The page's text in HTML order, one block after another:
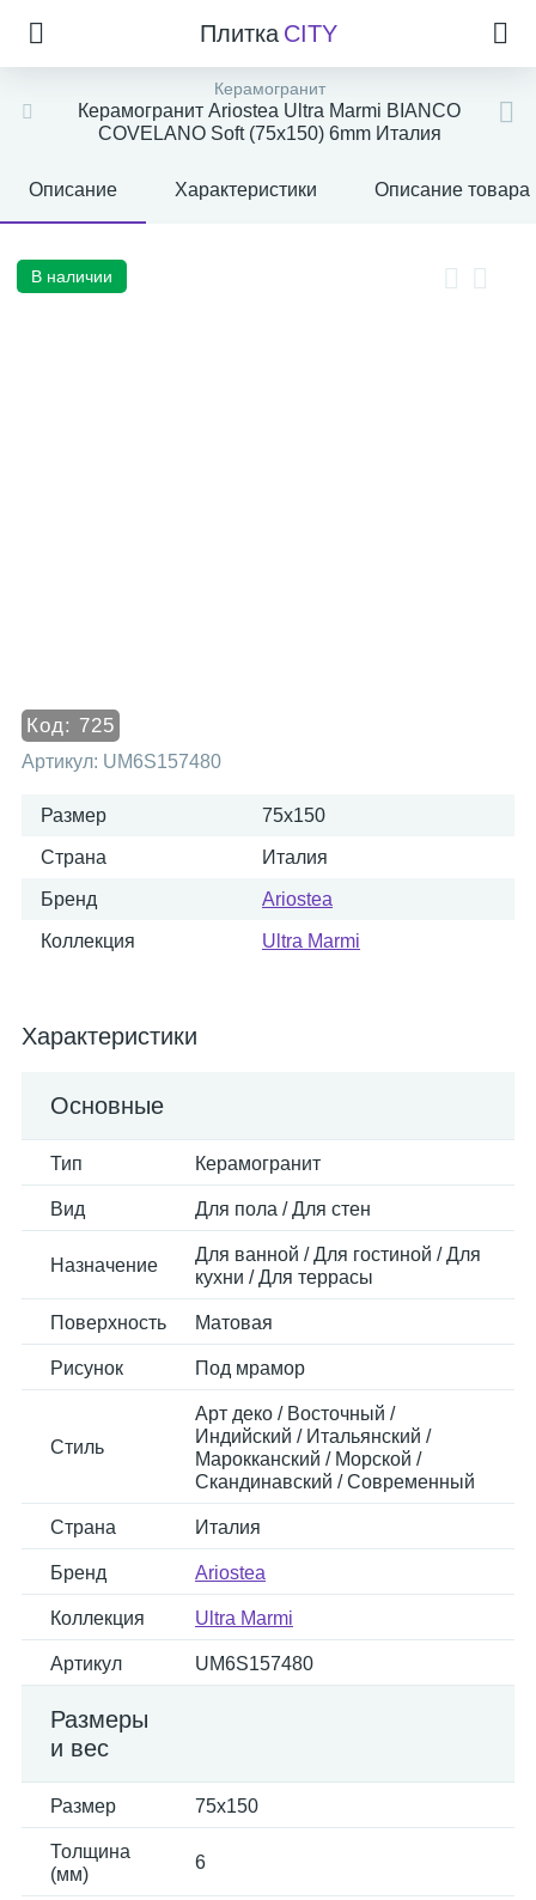
Плитка CITY
Керамогранит
Керамогранит Ariostea Ultra Marmi BIANCO
COVELANO Soft (75x150) 6mm Италия
Описание Характеристики Описание товара
В наличии
Код: 725
Артикул: UM6S157480
Размер 75x150
Страна Италия
Бренд Ariostea
Коллекция Ultra Marmi
Характеристики
Основные
Тип Керамогранит
Вид Для пола / Для стен
Назначение
Для ванной / Для гостиной / Для
кухни / Для террасы
Поверхность Матовая
Рисунок Под мрамор
Стиль
Арт деко / Восточный /
Индийский / Итальянский /
Марокканский / Морской /
Скандинавский / Современный
Страна Италия
Бренд Ariostea
Коллекция Ultra Marmi
Артикул UM6S157480
Размеры
и вес
Размер 75x150
Толщина
(мм)
6